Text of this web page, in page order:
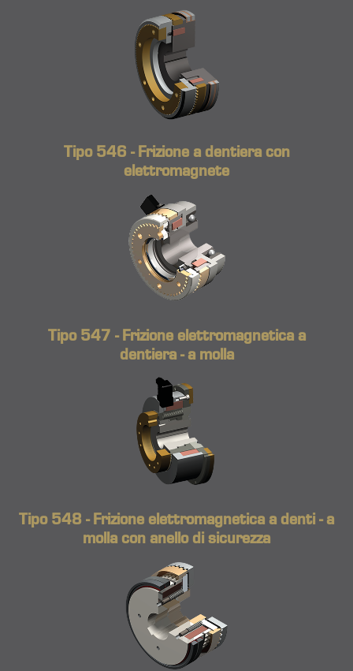
Tipo 546 - Frizione a dentiera con
elettromagnete
Tipo 547 - Frizione elettromagnetica a
dentiera - a molla
Tipo 548 - Frizione elettromagnetica a denti - a
molla con anello di sicurezza